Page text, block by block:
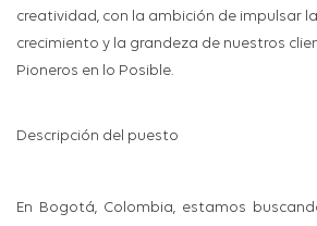
creatividad, con la ambición de impulsar
crecimiento y la grandeza de nuestros
Pioneros en lo Posible.
Descripción del puesto
En Bogotá, Colombia, estamos